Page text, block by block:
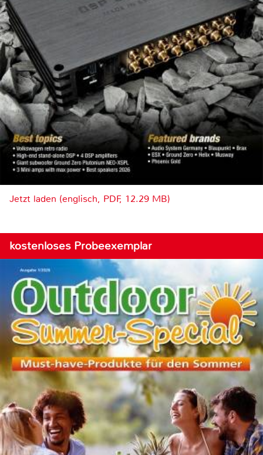
Jetzt laden (englisch, PDF, 12.29 MB)
kostenloses Probeexemplar